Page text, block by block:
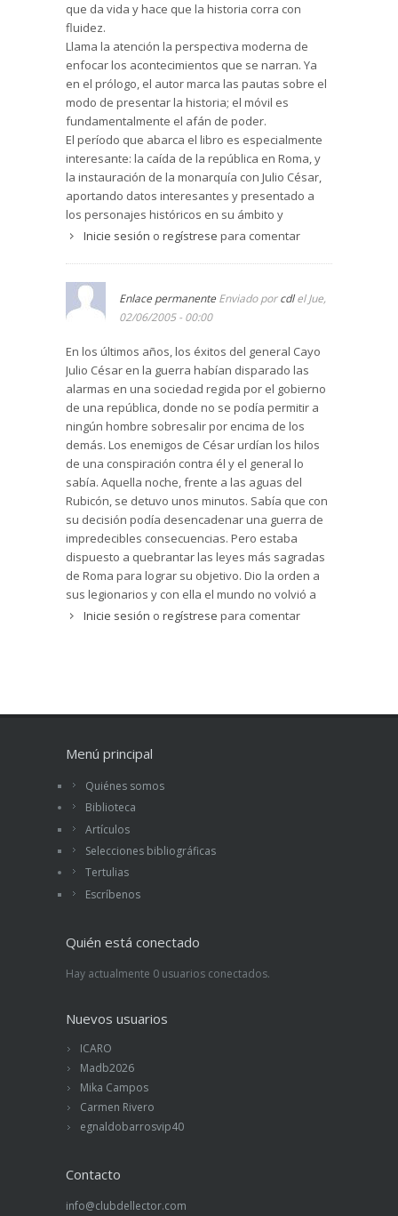
que da vida y hace que la historia corra con
fluidez.
Llama la atención la perspectiva moderna de
enfocar los acontecimientos que se narran. Ya
en el prólogo, el autor marca las pautas sobre el
modo de presentar la historia; el móvil es
fundamentalmente el afán de poder.
El período que abarca el libro es especialmente
interesante: la caída de la república en Roma, y
la instauración de la monarquía con Julio César,
aportando datos interesantes y presentado a
los personajes históricos en su ámbito y
caracterizados de acuerdo con los datos
seriedad histórica, una narración fluida y un
enfoque moderno de una de los periodos más
de occidente.
Inicie sesión o regístrese para comentar
Enlace permanente Enviado porcdlel Jue,
02/06/2005 - 00:00
En los últimos años, los éxitos del general Cayo
Julio César en la guerra habían disparado las
alarmas en una sociedad regida por el gobierno
de una república, donde no se podía permitir a
ningún hombre sobresalir por encima de los
demás. Los enemigos de César urdían los hilos
de una conspiración contra él y el general lo
sabía. Aquella noche, frente a las aguas del
Rubicón, se detuvo unos minutos. Sabía que con
su decisión podía desencadenar una guerra de
impredecibles consecuencias. Pero estaba
dispuesto a quebrantar las leyes más sagradas
de Roma para lograr su objetivo. Dio la orden a
sus legionarios y con ella el mundo no volvió a
ser igual. Al cruzar el río, César provocó una
Inicie sesión o regístrese para comentar
Menú principal
Quiénes somos
Biblioteca
Artículos
Selecciones bibliográficas
Tertulias
Escríbenos
Quién está conectado
Hay actualmente 0 usuarios conectados.
Nuevos usuarios
ICARO
Madb2026
Mika Campos
Carmen Rivero
egnaldobarrosvip40
Contacto
info@clubdellector.com